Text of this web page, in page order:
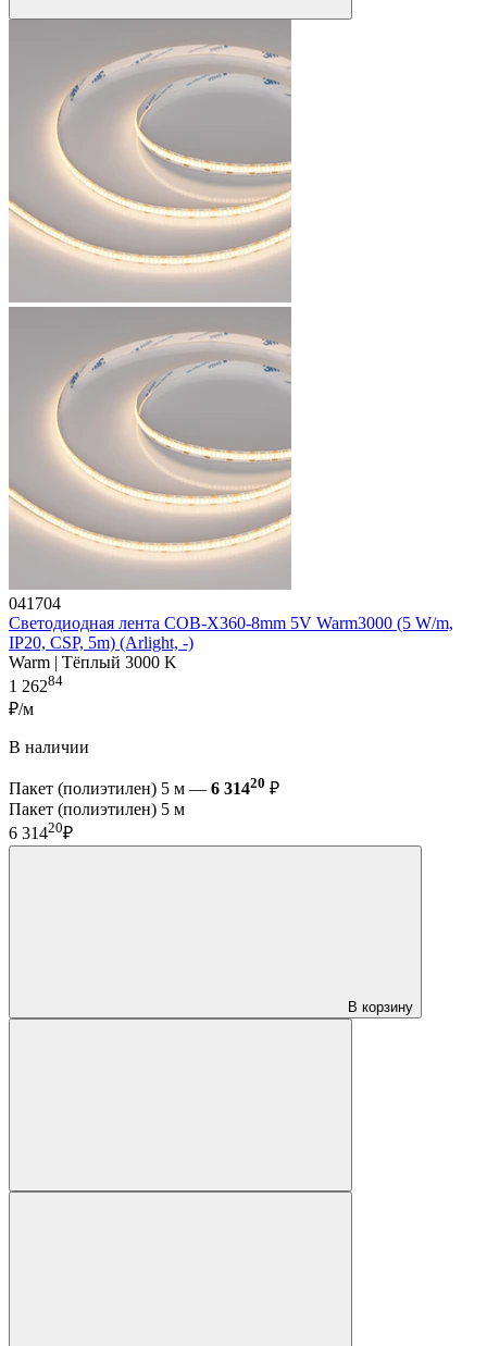
041704
Светодиодная лента COB-X360-8mm 5V Warm3000 (5 W/m,
IP20, CSP, 5m) (Arlight, -)
Warm | Тёплый 3000 K
1 26284
₽/м
В наличии
Пакет (полиэтилен) 5 м — 6 31420 ₽
Пакет (полиэтилен) 5 м
6 31420₽
В корзину